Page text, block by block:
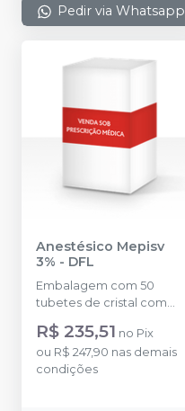
Pedir via Whatsapp
Anestésico Mepisv
3% - DFL
Embalagem com 50
tubetes de cristal com
1,8ml cada. Cloridrato
Mepivacaína sem vaso
(Tubete de Vidro).
R$ 235,51 no Pix
ou R$ 247,90 nas demais
condições